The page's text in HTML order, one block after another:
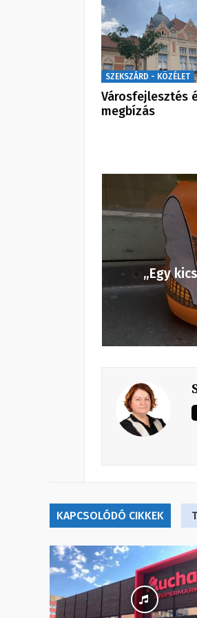
SZEKSZÁRD - KÖZÉLET
Városfejlesztés
megbízás
„Egy
KAPCSOLÓDÓ CIKKEK